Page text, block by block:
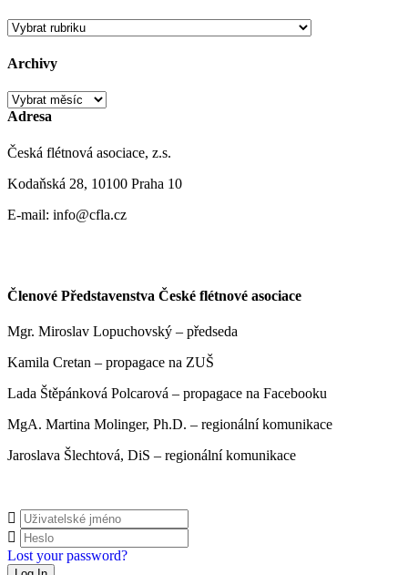
Rubriky
Archivy
Archivy
Adresa
Česká flétnová asociace, z.s.
Kodaňská 28, 10100 Praha 10
E-mail: info@cfla.cz
Členové Představenstva České flétnové asociace
Mgr. Miroslav Lopuchovský – předseda
Kamila Cretan – propagace na ZUŠ
Lada Štěpánková Polcarová – propagace na Facebooku
MgA. Martina Molinger, Ph.D. – regionální komunikace
Jaroslava Šlechtová, DiS – regionální komunikace
Lost your password?